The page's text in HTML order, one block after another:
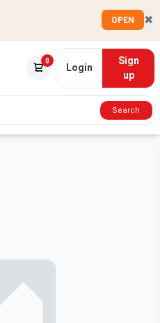
OPEN ✖
0
Login
Sign
up
Search